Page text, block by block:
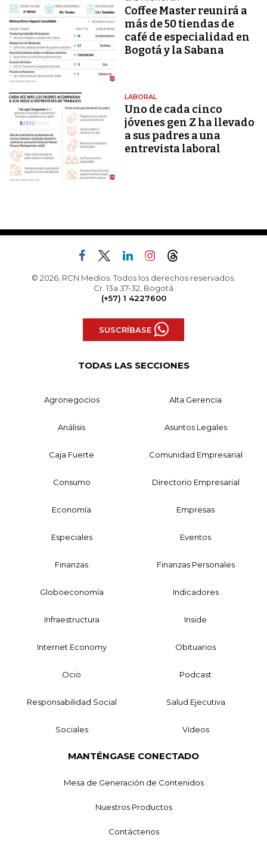
Coffee Master reunirá a
más de 50 tiendas de
café de especialidad en
Bogotá y la Sabana
LABORAL
Uno de cada cinco
jóvenes gen Z ha llevado
a sus padres a una
entrevista laboral
© 2026, RCN Medios. Todos los derechos reservados.
Cr. 13a 37-32, Bogotá
(+57) 1 4227600
SUSCRÍBASE
TODAS LAS SECCIONES
Agronegocios Alta Gerencia
Análisis Asuntos Legales
Caja Fuerte Comunidad Empresarial
Consumo Directorio Empresarial
Economía Empresas
Especiales Eventos
Finanzas Finanzas Personales
Globoeconomía Indicadores
Infraestructura Inside
Internet Economy Obituarios
Ocio Podcast
Responsabilidad Social Salud Ejecutiva
Sociales Videos
MANTÉNGASE CONECTADO
Mesa de Generación de Contenidos
Nuestros Productos
Contáctenos